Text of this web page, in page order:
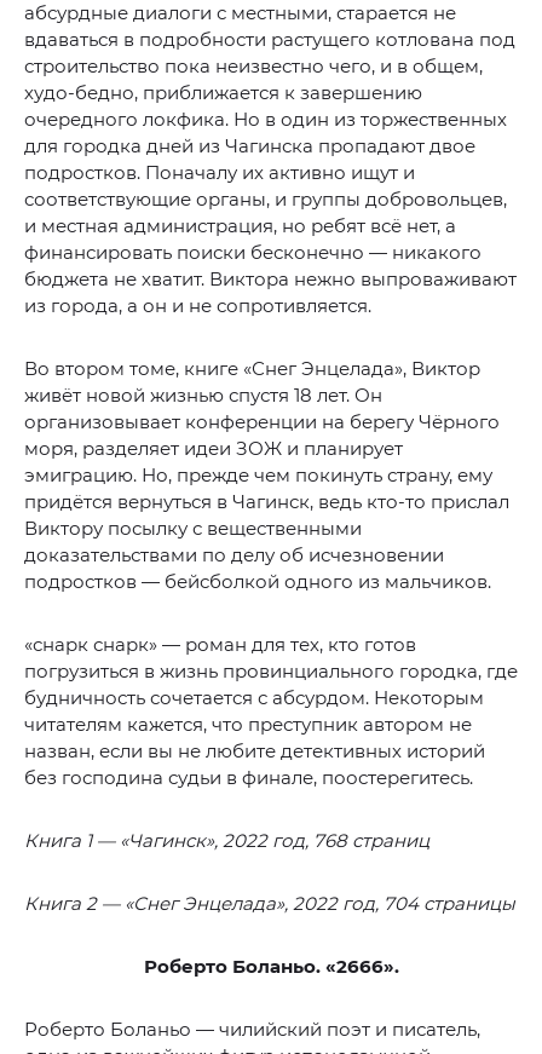
абсурдные диалоги с местными, старается не
вдаваться в подробности растущего котлована под
строительство пока неизвестно чего, и в общем,
худо-бедно, приближается к завершению
очередного локфика. Но в один из торжественных
для городка дней из Чагинска пропадают двое
подростков. Поначалу их активно ищут и
соответствующие органы, и группы добровольцев,
и местная администрация, но ребят всё нет, а
финансировать поиски бесконечно — никакого
бюджета не хватит. Виктора нежно выпроваживают
из города, а он и не сопротивляется.
Во втором томе, книге «Снег Энцелада», Виктор
живёт новой жизнью спустя 18 лет. Он
организовывает конференции на берегу Чёрного
моря, разделяет идеи ЗОЖ и планирует
эмиграцию. Но, прежде чем покинуть страну, ему
придётся вернуться в Чагинск, ведь кто-то прислал
Виктору посылку с вещественными
доказательствами по делу об исчезновении
подростков — бейсболкой одного из мальчиков.
«снарк снарк» — роман для тех, кто готов
погрузиться в жизнь провинциального городка, где
будничность сочетается с абсурдом. Некоторым
читателям кажется, что преступник автором не
назван, если вы не любите детективных историй
без господина судьи в финале, поостерегитесь.
Книга 1 — «Чагинск», 2022 год, 768 страниц
Книга 2 — «Снег Энцелада», 2022 год, 704 страницы
Роберто Боланьо. «2666».
Роберто Боланьо — чилийский поэт и писатель,